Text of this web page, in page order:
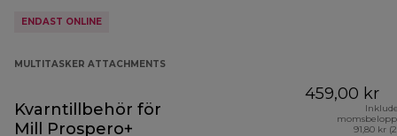
ENDAST ONLINE
MULTITASKER ATTACHMENTS
Kvarntillbehör för
Mill Prospero+
459,00 kr
91,80 kr